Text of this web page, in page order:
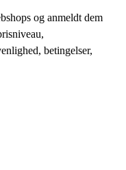
og anmeldt dem
betingelser,